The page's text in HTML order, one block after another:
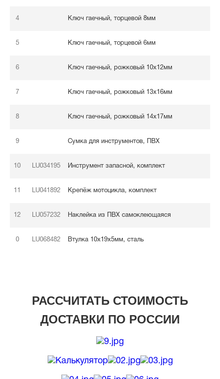
4 Ключ гаечный, торцевой 8мм
5 Ключ гаечный, торцевой 6мм
6 Ключ гаечный, рожковый 10х12мм
7 Ключ гаечный, рожковый 13х16мм
8 Ключ гаечный, рожковый 14х17мм
9 Сумка для инструментов, ПВХ
10 LU034195 Инструмент запасной, комплект
11 LU041892 Крепёж мотоцикла, комплект
12 LU057232 Наклейка из ПВХ самоклеющаяся
0 LU068482 Втулка 10х19х5мм, сталь
РАССЧИТАТЬ СТОИМОСТЬ
ДОСТАВКИ ПО РОССИИ